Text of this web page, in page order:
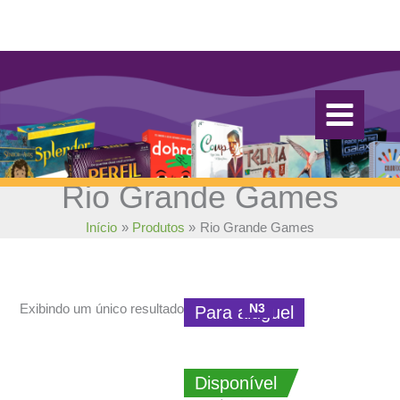
conteúdo
Rio Grande Games
Início Produtos Rio Grande Games
Exibindo um único resultado
Disponível
Para aluguel
N3